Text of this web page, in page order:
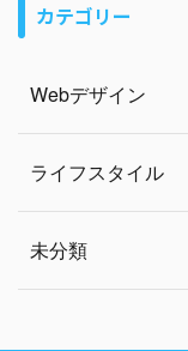
カテゴリー
Webデザイン
ライフスタイル
未分類